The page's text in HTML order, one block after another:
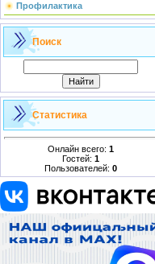
Профилактика
Поиск
Статистика
Онлайн всего: 1
Гостей: 1
Пользователей: 0